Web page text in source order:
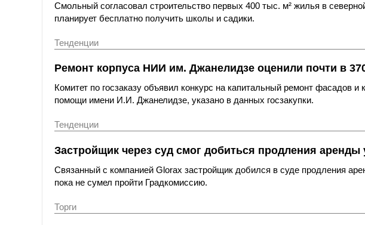
Смольный согласовал строительство первых 400 тыс. м² жилья в
планирует бесплатно получить школы и садики.
Тенденции
Ремонт корпуса НИИ им. Джанелидзе оценили почти в
Комитет по госзаказу объявил конкурс на капитальный ремонт
помощи имени И.И. Джанелидзе, указано в данных госзакупки.
Тенденции
Застройщик через суд смог добиться продления аренды
Связанный с компанией Glorax застройщик добился в суде продления
пока не сумел пройти Градкомиссию.
Торги